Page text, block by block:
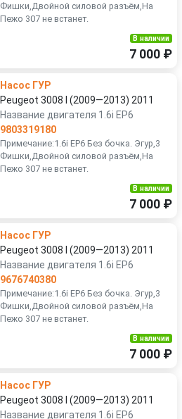
Фишки,Двойной силовой разъём,На
Пежо 307 не встанет.
В наличии
7 000 ₽
Насос ГУР
Peugeot 3008 I (2009—2013) 2011
Название двигателя 1.6i EP6
9803319180
Примечание:1.6i EP6 Без бочка. Эгур,3
Фишки,Двойной силовой разъём,На
Пежо 307 не встанет.
В наличии
7 000 ₽
Насос ГУР
Peugeot 3008 I (2009—2013) 2011
Название двигателя 1.6i EP6
9676740380
Примечание:1.6i EP6 Без бочка. Эгур,3
Фишки,Двойной силовой разъём,На
Пежо 307 не встанет.
В наличии
7 000 ₽
Насос ГУР
Peugeot 3008 I (2009—2013) 2011
Название двигателя 1.6i EP6